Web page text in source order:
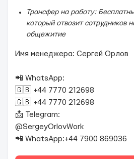
Трансфер на работу:
который отвозит сотрудников
общежитие
Имя менеджера: Сергей Орлов
📲 WhatsApp:
🇬🇧 +44 7770 212698
🇬🇧 +44 7770 212698
📩 Telegram:
@SergeyOrlovWork
📲 WhatsApp:+44 7900 869036